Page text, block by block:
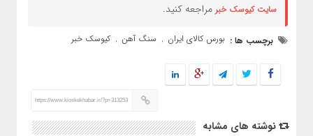
سایت کیوسک خبر مراجعه کنید.
برچسب ها : بورس کالای ایران , سنگ آهن , کیوسک خبر
https://www.kioskekhabar.ir/?p=313253
نوشته های مشابه